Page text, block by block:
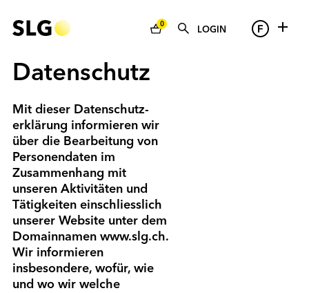
0
LOGIN
Datenschutz
Mit dieser Daten­schutz­
erklärung informieren wir
über die Bearbeitung von
Personen­daten im
Zusammen­hang mit
unseren Aktivitäten und
Tätigkeiten einschliesslich
unserer Website unter dem
Domain­namen www.slg.ch.
Wir informieren
insbesondere, wofür, wie
und wo wir welche